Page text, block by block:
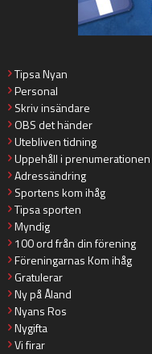
Tipsa Nyan
Personal
Skriv insändare
OBS det händer
Utebliven tidning
Uppehåll i prenumerationen
Adressändring
Sportens kom ihåg
Tipsa sporten
Myndig
100 ord från din förening
Föreningarnas Kom ihåg
Gratulerar
Ny på Åland
Nyans Ros
Nygifta
Vi firar